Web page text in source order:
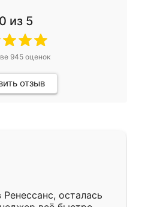
из 5
945оценок
отзыв
осталась